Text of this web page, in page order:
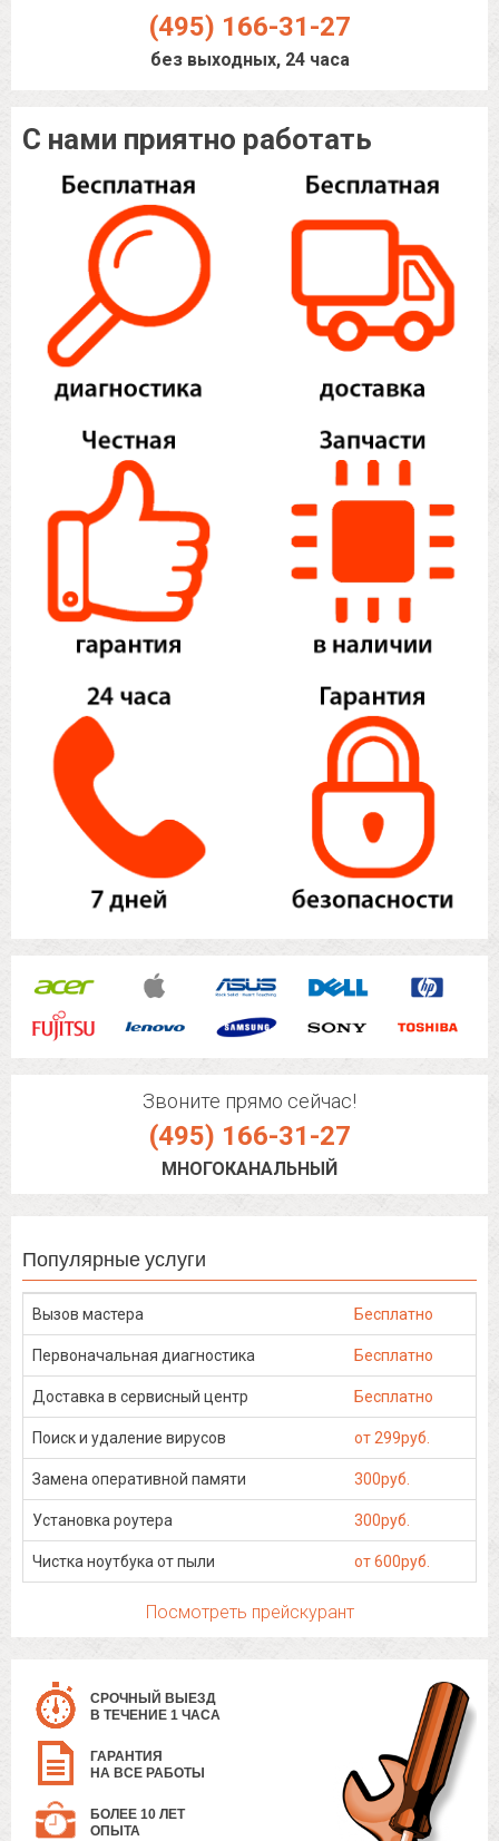
(495) 166-31-27
без выходных, 24 часа
С нами приятно работать
Звоните прямо сейчас!
(495) 166-31-27
МНОГОКАНАЛЬНЫЙ
Популярные услуги
Вызов мастера Бесплатно
Первоначальная диагностика Бесплатно
Доставка в сервисный центр Бесплатно
Поиск и удаление вирусов от 299руб.
Замена оперативной памяти 300руб.
Установка роутера 300руб.
Чистка ноутбука от пыли от 600руб.
Посмотреть прейскурант
СРОЧНЫЙ ВЫЕЗД
В ТЕЧЕНИЕ 1 ЧАСА
ГАРАНТИЯ
НА ВСЕ РАБОТЫ
БОЛЕЕ 10 ЛЕТ
ОПЫТА